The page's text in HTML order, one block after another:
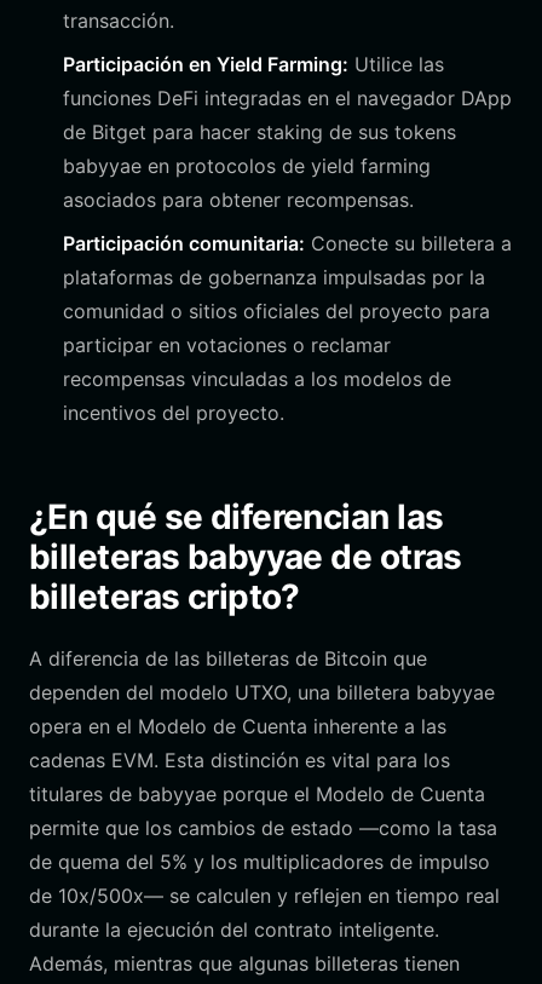
transacción.
Participación en Yield Farming: Utilice las
funciones DeFi integradas en el navegador DApp
de Bitget para hacer staking de sus tokens
babyyae en protocolos de yield farming
asociados para obtener recompensas.
Participación comunitaria: Conecte su billetera a
plataformas de gobernanza impulsadas por la
comunidad o sitios oficiales del proyecto para
participar en votaciones o reclamar
recompensas vinculadas a los modelos de
incentivos del proyecto.
¿En qué se diferencian las
billeteras babyyae de otras
billeteras cripto?
A diferencia de las billeteras de Bitcoin que
dependen del modelo UTXO, una billetera babyyae
opera en el Modelo de Cuenta inherente a las
cadenas EVM. Esta distinción es vital para los
titulares de babyyae porque el Modelo de Cuenta
permite que los cambios de estado —como la tasa
de quema del 5% y los multiplicadores de impulso
de 10x/500x— se calculen y reflejen en tiempo real
durante la ejecución del contrato inteligente.
Además, mientras que algunas billeteras tienen